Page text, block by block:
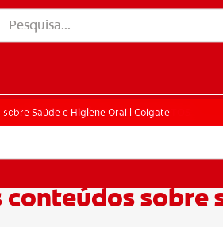
CORRESPONDÊNCIA DE PRODUTOS
Saúde e Higiene Oral | Colgate
conteúdos sobre